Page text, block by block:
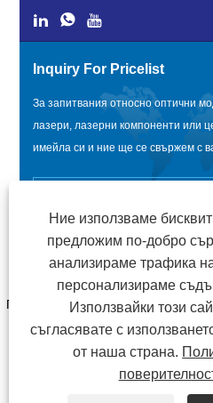
Inquiry For Pricelist
За запитвания относно оптични
лазери, лазерни компоненти или
имейла си и ние ще се свържем с
АВТОРСКО ПРАВО @ 2020
TECHNOLOGY CO., LTD.
ПРОИЗВОДИТЕЛИ НА ОПТИЧНИ
ЛАЗЕРИ, ДОСТАВЧИЦИ НА
ПРАВА
SITEMAP|RSS
Ние използваме
предложим по-добро
анализираме трафика
персонализираме
Използвайки този
съгласявате с
от наша страна.